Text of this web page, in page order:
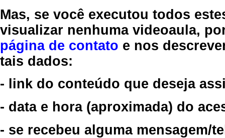
Mas, se você executou todos
visualizar nenhuma videoaula,
página de contato e nos
tais dados:
- link do conteúdo que deseja
- data e hora (aproximada) do
- se recebeu alguma mensagem/